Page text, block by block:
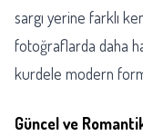
sargı yerine farklı
fotoğraflarda daha
kurdele modern
Güncel ve